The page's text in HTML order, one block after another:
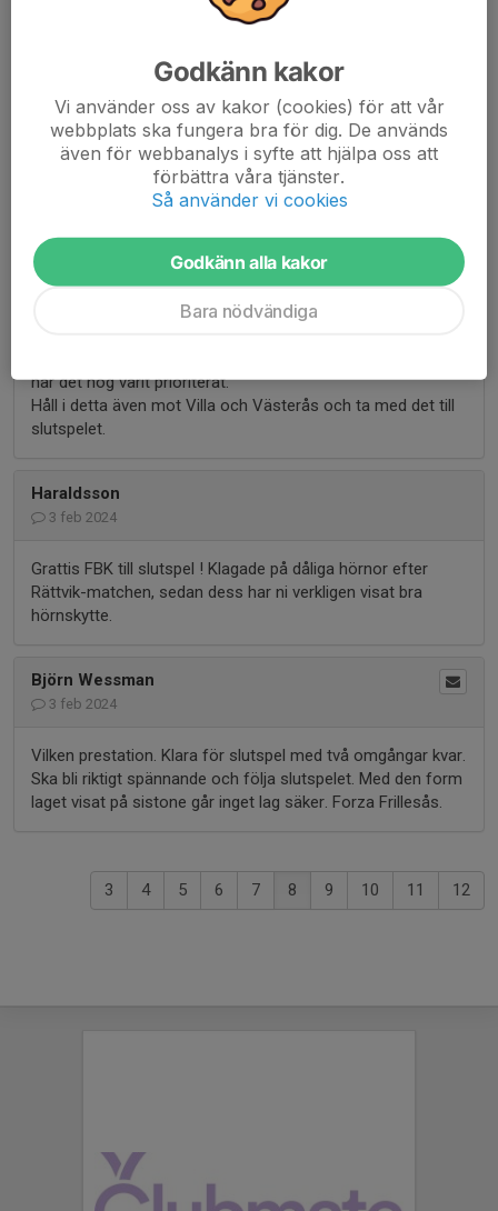
grundspelet. Tidigare info om fribiljetterna var tyvärr
Kurt
14 feb 2024
Hej En undran gäller fribiljetter ikväll??
Bandyelegans
En nyckel för slutspelsplatsen tror jag är försvarsspelet (
har det nog varit prioriterat.
Håll i detta även mot Villa och Västerås och ta med det till
slutspelet.
Haraldsson
3 feb 2024
Grattis FBK till slutspel ! Klagade på dåliga hörnor efter
Rättvik-matchen, sedan dess har ni verkligen visat bra
hörnskytte.
Björn Wessman
3 feb 2024
Vilken prestation. Klara för slutspel med två omgångar kvar.
Ska bli riktigt spännande och följa slutspelet. Med den form
laget visat på sistone går inget lag säker. Forza Frillesås.
3 4 5 6 7 8 9 10 11 12
Godkänn kakor
Vi använder oss av kakor (cookies) för att vår
webbplats ska fungera bra för dig. De används
även för webbanalys i syfte att hjälpa oss att
förbättra våra tjänster.
Så använder vi cookies
Godkänn alla kakor
Bara nödvändiga